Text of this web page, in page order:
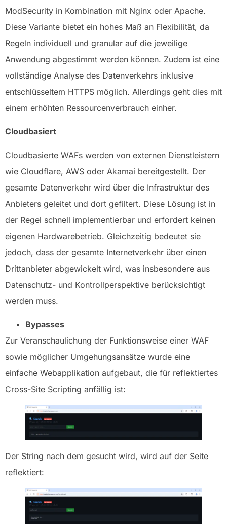
ModSecurity in Kombination mit Nginx oder Apache.
Diese Variante bietet ein hohes Maß an Flexibilität, da
Regeln individuell und granular auf die jeweilige
Anwendung abgestimmt werden können. Zudem ist eine
vollständige Analyse des Datenverkehrs inklusive
entschlüsseltem HTTPS möglich. Allerdings geht dies mit
einem erhöhten Ressourcenverbrauch einher.
Cloudbasiert
Cloudbasierte WAFs werden von externen Dienstleistern
wie Cloudflare, AWS oder Akamai bereitgestellt. Der
gesamte Datenverkehr wird über die Infrastruktur des
Anbieters geleitet und dort gefiltert. Diese Lösung ist in
der Regel schnell implementierbar und erfordert keinen
eigenen Hardwarebetrieb. Gleichzeitig bedeutet sie
jedoch, dass der gesamte Internetverkehr über einen
Drittanbieter abgewickelt wird, was insbesondere aus
Datenschutz- und Kontrollperspektive berücksichtigt
werden muss.
Bypasses
Zur Veranschaulichung der Funktionsweise einer WAF
sowie möglicher Umgehungsansätze wurde eine
einfache Webapplikation aufgebaut, die für reflektiertes
Cross-Site Scripting anfällig ist:
Der String nach dem gesucht wird, wird auf der Seite
reflektiert: